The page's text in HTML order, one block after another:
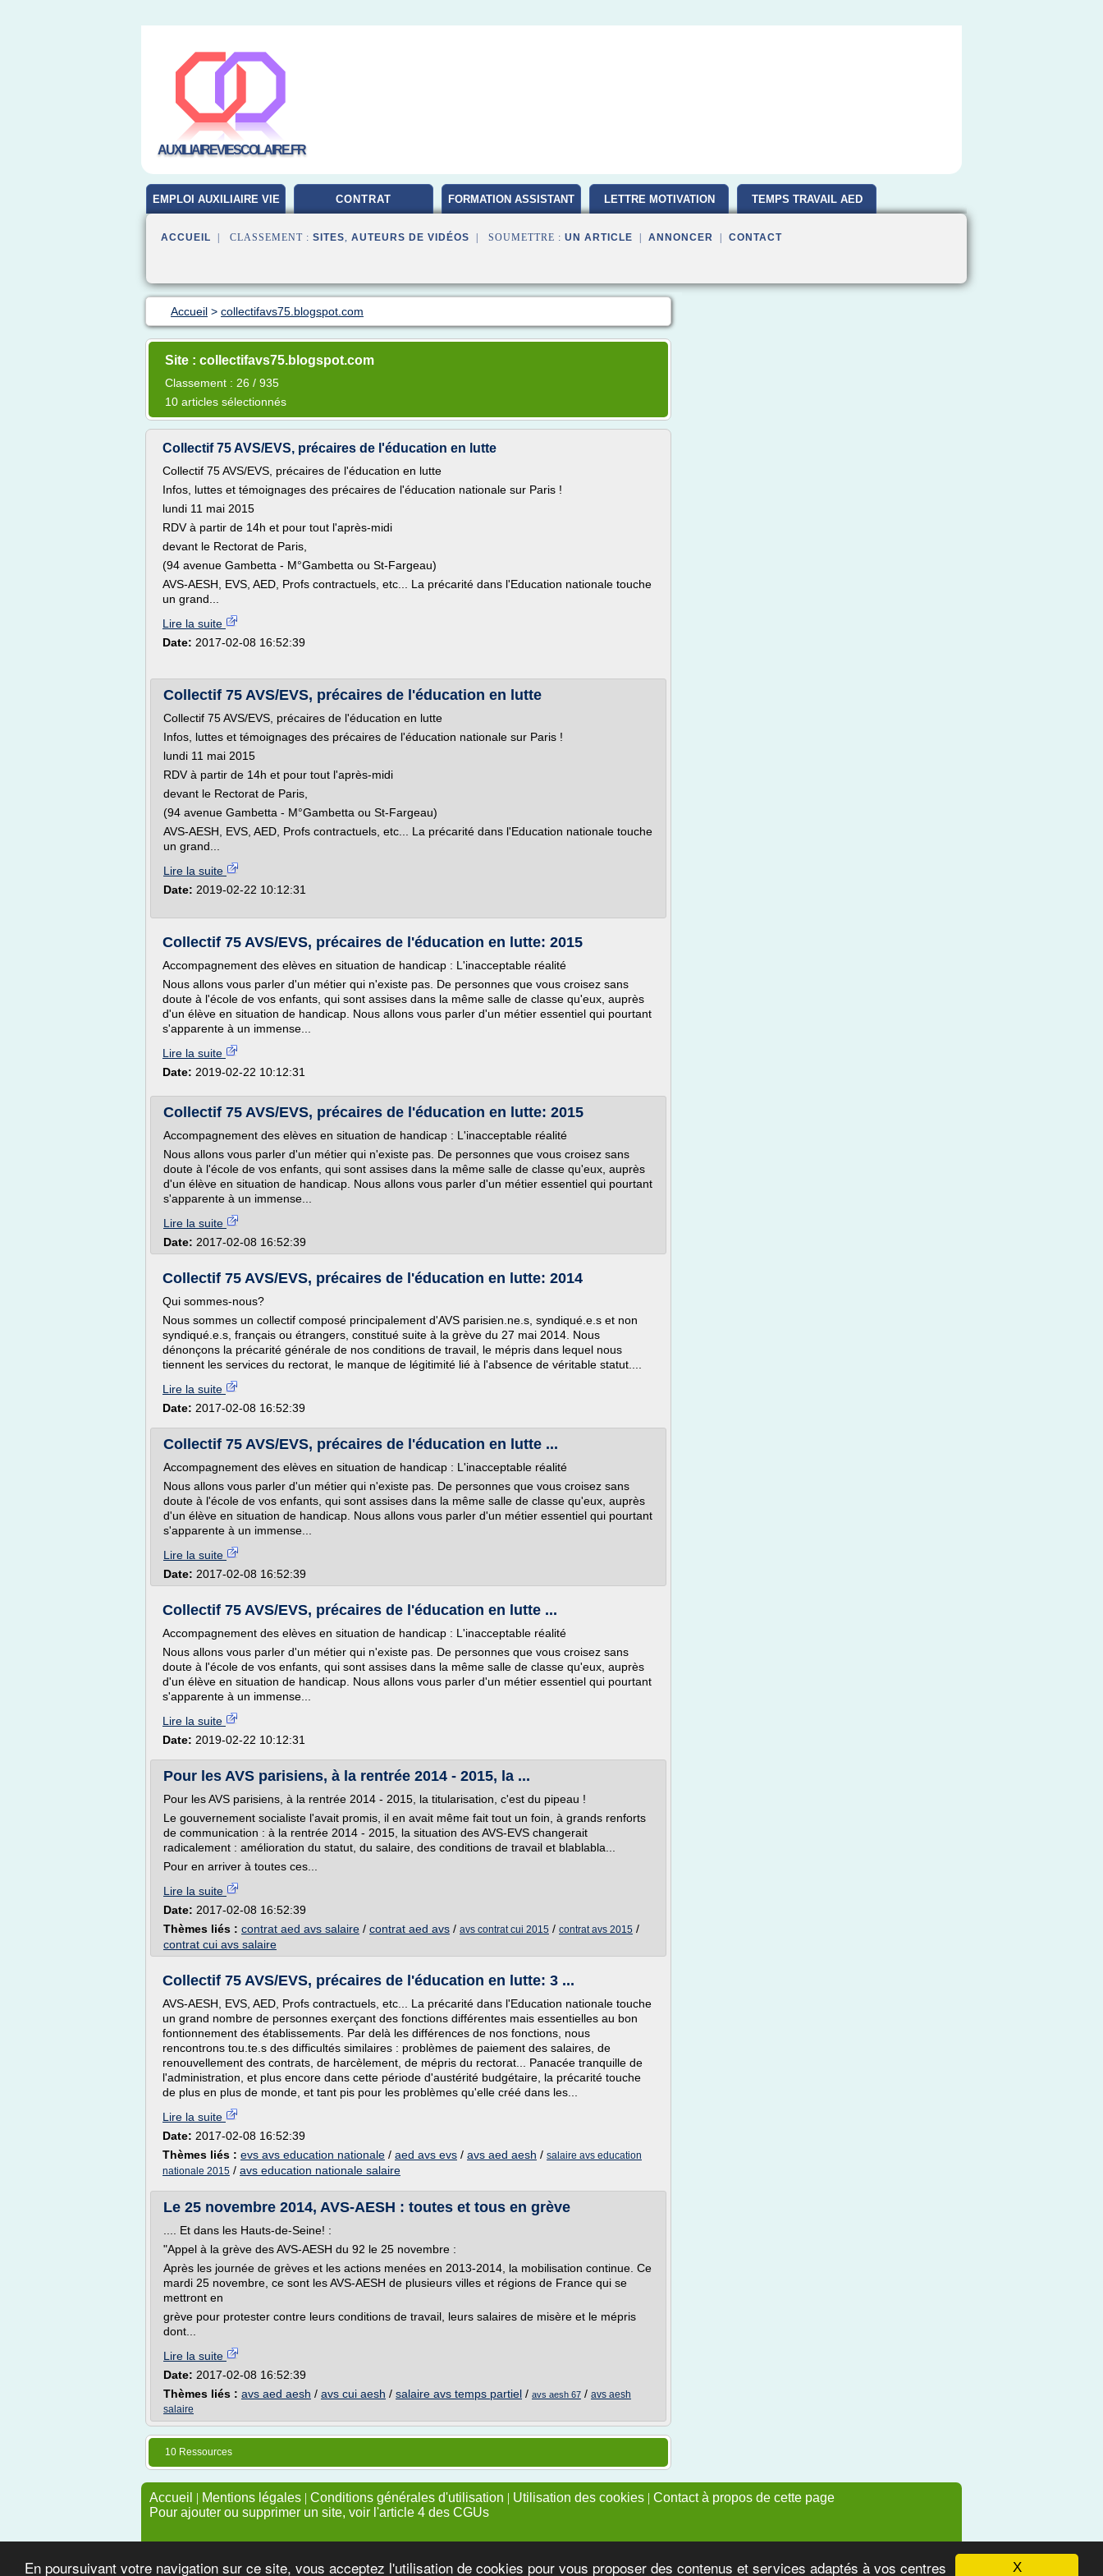
X
En poursuivant votre navigation sur ce site, vous acceptez l'utilisation de cookies pour vous proposer des contenus et services adaptés à vos centres
AUXILIAIREVIESCOLAIRE.FR
EMPLOI AUXILIAIRE VIE CONTRAT FORMATION ASSISTANT LETTRE MOTIVATION TEMPS TRAVAIL AED
ACCUEIL | CLASSEMENT : SITES, AUTEURS DE VIDÉOS | SOUMETTRE : UN ARTICLE ANNONCER CONTACT
Accueil > collectifavs75.blogspot.com
Site : collectifavs75.blogspot.com
Classement : 26 / 935
10 articles sélectionnés
Collectif 75 AVS/EVS, précaires de l'éducation en lutte
Collectif 75 AVS/EVS, précaires de l'éducation en lutte
Infos, luttes et témoignages des précaires de l'éducation nationale sur Paris !
lundi 11 mai 2015
RDV à partir de 14h et pour tout l'après-midi
devant le Rectorat de Paris,
(94 avenue Gambetta - M°Gambetta ou St-Fargeau)
AVS-AESH, EVS, AED, Profs contractuels, etc... La précarité dans l'Education nationale touche
un grand...
Lire la suite
Date: 2017-02-08 16:52:39
Collectif 75 AVS/EVS, précaires de l'éducation en lutte
Collectif 75 AVS/EVS, précaires de l'éducation en lutte
Infos, luttes et témoignages des précaires de l'éducation nationale sur Paris !
lundi 11 mai 2015
RDV à partir de 14h et pour tout l'après-midi
devant le Rectorat de Paris,
(94 avenue Gambetta - M°Gambetta ou St-Fargeau)
AVS-AESH, EVS, AED, Profs contractuels, etc... La précarité dans l'Education nationale touche
un grand...
Lire la suite
Date: 2019-02-22 10:12:31
Collectif 75 AVS/EVS, précaires de l'éducation en lutte: 2015
Accompagnement des elèves en situation de handicap : L'inacceptable réalité
Nous allons vous parler d'un métier qui n'existe pas. De personnes que vous croisez sans
doute à l'école de vos enfants, qui sont assises dans la même salle de classe qu'eux, auprès
d'un élève en situation de handicap. Nous allons vous parler d'un métier essentiel qui pourtant
s'apparente à un immense...
Lire la suite
Date: 2019-02-22 10:12:31
Collectif 75 AVS/EVS, précaires de l'éducation en lutte: 2015
Accompagnement des elèves en situation de handicap : L'inacceptable réalité
Nous allons vous parler d'un métier qui n'existe pas. De personnes que vous croisez sans
doute à l'école de vos enfants, qui sont assises dans la même salle de classe qu'eux, auprès
d'un élève en situation de handicap. Nous allons vous parler d'un métier essentiel qui pourtant
s'apparente à un immense...
Lire la suite
Date: 2017-02-08 16:52:39
Collectif 75 AVS/EVS, précaires de l'éducation en lutte: 2014
Qui sommes-nous?
Nous sommes un collectif composé principalement d'AVS parisien.ne.s, syndiqué.e.s et non
syndiqué.e.s, français ou étrangers, constitué suite à la grève du 27 mai 2014. Nous
dénonçons la précarité générale de nos conditions de travail, le mépris dans lequel nous
tiennent les services du rectorat, le manque de légitimité lié à l'absence de véritable statut....
Lire la suite
Date: 2017-02-08 16:52:39
Collectif 75 AVS/EVS, précaires de l'éducation en lutte ...
Accompagnement des elèves en situation de handicap : L'inacceptable réalité
Nous allons vous parler d'un métier qui n'existe pas. De personnes que vous croisez sans
doute à l'école de vos enfants, qui sont assises dans la même salle de classe qu'eux, auprès
d'un élève en situation de handicap. Nous allons vous parler d'un métier essentiel qui pourtant
s'apparente à un immense...
Lire la suite
Date: 2017-02-08 16:52:39
Collectif 75 AVS/EVS, précaires de l'éducation en lutte ...
Accompagnement des elèves en situation de handicap : L'inacceptable réalité
Nous allons vous parler d'un métier qui n'existe pas. De personnes que vous croisez sans
doute à l'école de vos enfants, qui sont assises dans la même salle de classe qu'eux, auprès
d'un élève en situation de handicap. Nous allons vous parler d'un métier essentiel qui pourtant
s'apparente à un immense...
Lire la suite
Date: 2019-02-22 10:12:31
Pour les AVS parisiens, à la rentrée 2014 - 2015, la ...
Pour les AVS parisiens, à la rentrée 2014 - 2015, la titularisation, c'est du pipeau !
Le gouvernement socialiste l'avait promis, il en avait même fait tout un foin, à grands renforts
de communication : à la rentrée 2014 - 2015, la situation des AVS-EVS changerait
radicalement : amélioration du statut, du salaire, des conditions de travail et blablabla...
Pour en arriver à toutes ces...
Lire la suite
Date: 2017-02-08 16:52:39
Thèmes liés : contrat aed avs salaire / contrat aed avs / avs contrat cui 2015 / contrat avs 2015 /
contrat cui avs salaire
Collectif 75 AVS/EVS, précaires de l'éducation en lutte: 3 ...
AVS-AESH, EVS, AED, Profs contractuels, etc... La précarité dans l'Education nationale touche
un grand nombre de personnes exerçant des fonctions différentes mais essentielles au bon
fontionnement des établissements. Par delà les différences de nos fonctions, nous
rencontrons tou.te.s des difficultés similaires : problèmes de paiement des salaires, de
renouvellement des contrats, de harcèlement, de mépris du rectorat... Panacée tranquille de
l'administration, et plus encore dans cette période d'austérité budgétaire, la précarité touche
de plus en plus de monde, et tant pis pour les problèmes qu'elle créé dans les...
Lire la suite
Date: 2017-02-08 16:52:39
Thèmes liés : evs avs education nationale / aed avs evs / avs aed aesh / salaire avs education
nationale 2015 / avs education nationale salaire
Le 25 novembre 2014, AVS-AESH : toutes et tous en grève
.... Et dans les Hauts-de-Seine! :
"Appel à la grève des AVS-AESH du 92 le 25 novembre :
Après les journée de grèves et les actions menées en 2013-2014, la mobilisation continue. Ce
mardi 25 novembre, ce sont les AVS-AESH de plusieurs villes et régions de France qui se
mettront en
grève pour protester contre leurs conditions de travail, leurs salaires de misère et le mépris
dont...
Lire la suite
Date: 2017-02-08 16:52:39
Thèmes liés : avs aed aesh / avs cui aesh / salaire avs temps partiel / avs aesh 67 / avs aesh
salaire
10 Ressources
Accueil | Mentions légales | Conditions générales d'utilisation | Utilisation des cookies | Contact à propos de cette page
Pour ajouter ou supprimer un site, voir l'article 4 des CGUs